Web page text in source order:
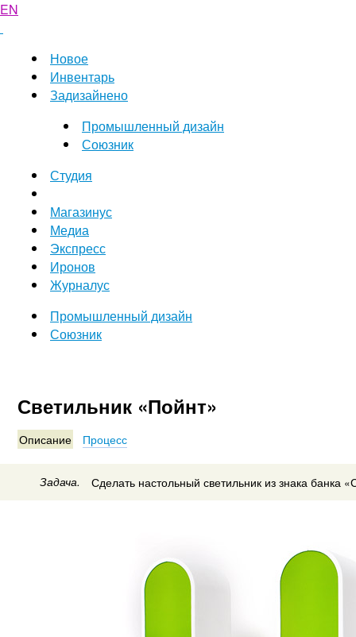
EN
Новое
Инвентарь
Задизайнено
Промышленный дизайн
Союзник
Студия
Магазинус
Медиа
Экспресс
Иронов
Журналус
Промышленный дизайн
Союзник
Светильник «Пойнт»
Описание Процесс
Задача. Сделать настольный светильник из знака банка